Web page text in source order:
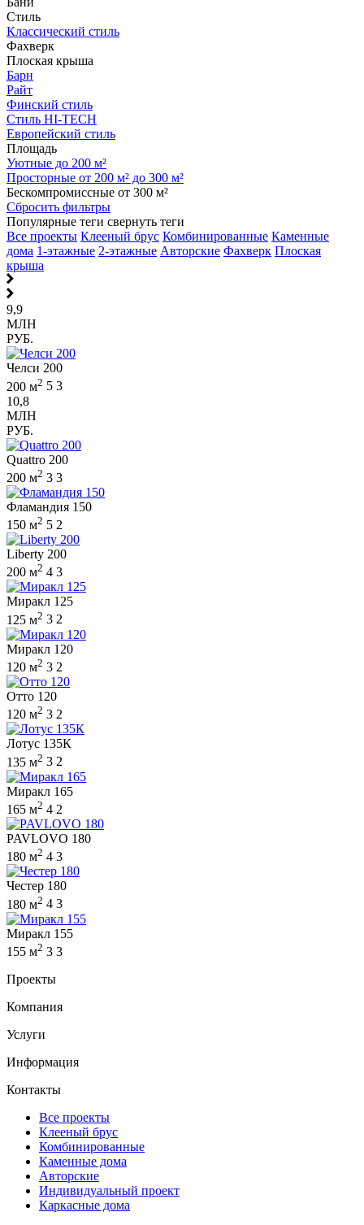
Стиль
Классический стиль
Фахверк
Плоская крыша
Барн
Райт
Финский стиль
Стиль HI-TECH
Европейский стиль
Площадь
Уютные до 200 м²
Просторные от 200 м² до 300 м²
Бескомпромиссные от 300 м²
Сбросить фильтры
Популярные теги свернуть теги
Все проекты Клееный брус Комбинированные Каменные
дома 1-этажные 2-этажные Авторские Фахверк Плоская
крыша
9,9
МЛН
РУБ.
Челси 200
200 м2 5 3
10,8
МЛН
РУБ.
Quattro 200
200 м2 3 3
Фламандия 150
150 м2 5 2
Liberty 200
200 м2 4 3
Миракл 125
125 м2 3 2
Миракл 120
120 м2 3 2
Отто 120
120 м2 3 2
Лотус 135К
135 м2 3 2
Миракл 165
165 м2 4 2
PAVLOVO 180
180 м2 4 3
Честер 180
180 м2 4 3
Миракл 155
155 м2 3 3
Проекты
Компания
Услуги
Информация
Контакты
Все проекты
Клееный брус
Комбинированные
Каменные дома
Авторские
Индивидуальный проект
Каркасные дома